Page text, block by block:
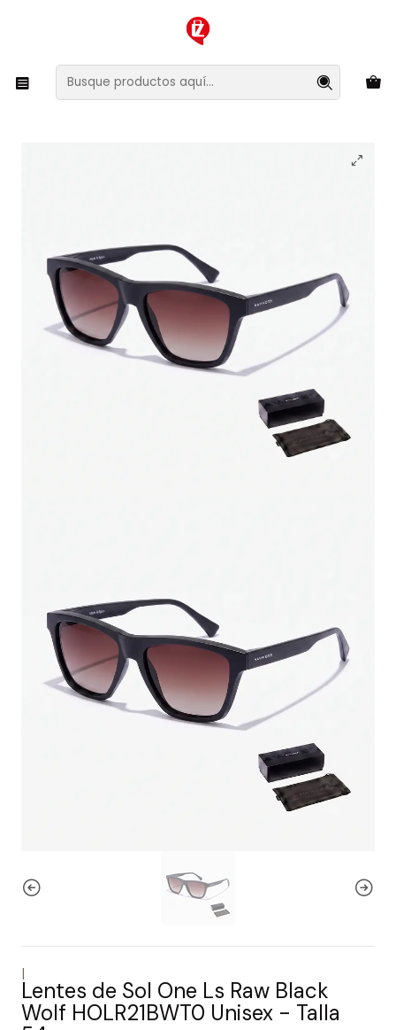
XMAS SALE ¡Compra antes de que la oferta termine!
Lentes y Accesorios Lentes de Sol
Lentes de Sol One Ls Raw Black Wolf HOLR21BWT0 Unisex
- Talla 54mm
|
Lentes de Sol One Ls Raw Black
Wolf HOLR21BWT0 Unisex - Talla